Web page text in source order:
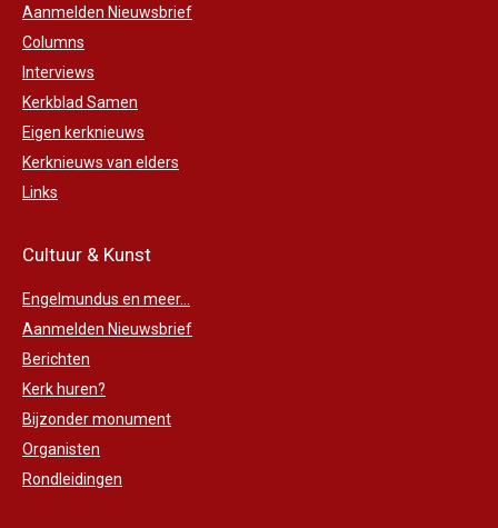
Aanmelden Nieuwsbrief
Columns
Interviews
Kerkblad Samen
Eigen kerknieuws
Kerknieuws van elders
Links
Cultuur & Kunst
Engelmundus en meer...
Aanmelden Nieuwsbrief
Berichten
Kerk huren?
Bijzonder monument
Organisten
Rondleidingen